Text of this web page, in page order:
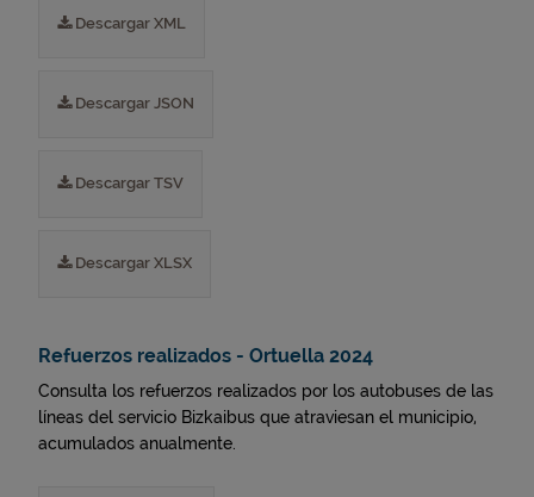
Descargar XML
Descargar JSON
Descargar TSV
Descargar XLSX
Refuerzos realizados - Ortuella 2024
Consulta los refuerzos realizados por los autobuses de las
líneas del servicio Bizkaibus que atraviesan el municipio,
acumulados anualmente.